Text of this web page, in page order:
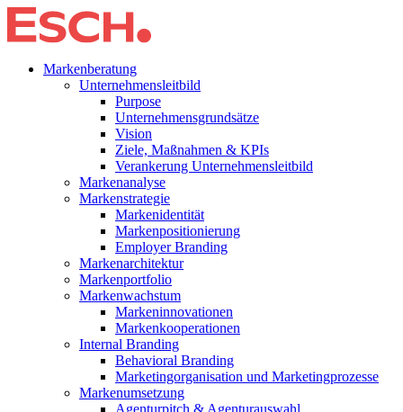
Markenberatung
Unternehmensleitbild
Purpose
Unternehmensgrundsätze
Vision
Ziele, Maßnahmen & KPIs
Verankerung Unternehmensleitbild
Markenanalyse
Markenstrategie
Markenidentität
Markenpositionierung
Employer Branding
Markenarchitektur
Markenportfolio
Markenwachstum
Markeninnovationen
Markenkooperationen
Internal Branding
Behavioral Branding
Marketingorganisation und Marketingprozesse
Markenumsetzung
Agenturpitch & Agenturauswahl